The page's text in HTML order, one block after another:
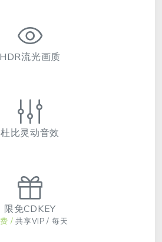
HDR流光画质
杜比灵动音效
限免CDKEY
/共享VIP / 每天